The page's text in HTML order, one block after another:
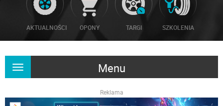
AKTUALNOŚCI OPONY TARGI SZKOLENIA
Menu
Rozwiń
Reklama